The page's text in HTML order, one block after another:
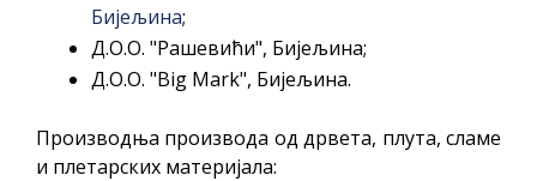
Бијељина;
Д.О.О. "Рашевићи", Бијељина;
Д.О.О. "Big Mark", Бијељина.
Производња производа од дрвета, плута, сламе
и плетарских материјала: